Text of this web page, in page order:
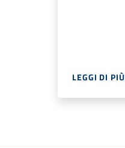
LEGGI DI PIÙ